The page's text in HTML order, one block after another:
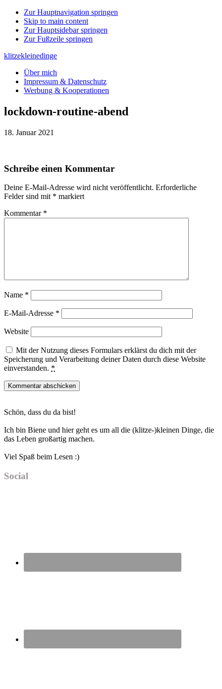
Zur Hauptnavigation springen
Skip to main content
Zur Hauptsidebar springen
Zur Fußzeile springen
klitzekleinedinge
Über mich
Impressum & Datenschutz
Werbung & Kooperationen
lockdown-routine-abend
18. Januar 2021
Leser-
Schreibe einen Kommentar
Deine E-Mail-Adresse wird nicht veröffentlicht. Erforderliche
Felder sind mit * markiert
Kommentar *
Name *
E-Mail-Adresse *
Website
Mit der Nutzung dieses Formulars erklärst du dich mit der
Speicherung und Verarbeitung deiner Daten durch diese Website
einverstanden. *
Sidebar
Schön, dass du da bist!
Ich bin Biene und hier geht es um all die (klitze-)kleinen Dinge, die
das Leben großartig machen.
Viel Spaß beim Lesen :)
Social